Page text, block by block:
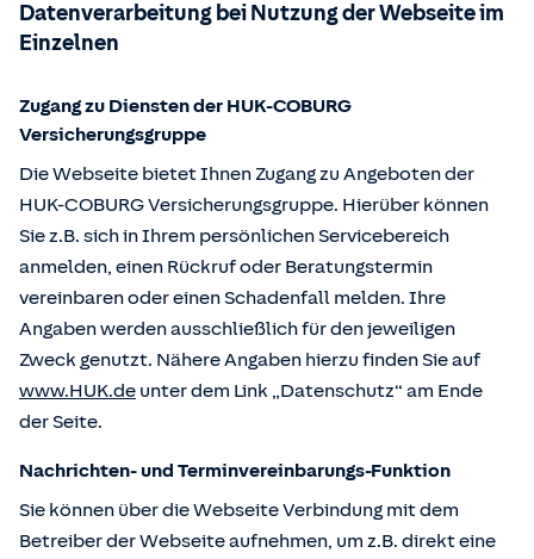
Datenverarbeitung bei Nutzung der Webseite im
Einzelnen
Zugang zu Diensten der HUK-COBURG
Versicherungsgruppe
Die Webseite bietet Ihnen Zugang zu Angeboten der
HUK-COBURG Versicherungsgruppe. Hierüber können
Sie z.B. sich in Ihrem persönlichen Servicebereich
anmelden, einen Rückruf oder Beratungstermin
vereinbaren oder einen Schadenfall melden. Ihre
Angaben werden ausschließlich für den jeweiligen
Zweck genutzt. Nähere Angaben hierzu finden Sie auf
www.HUK.de unter dem Link „Datenschutz“ am Ende
der Seite.
Nachrichten- und Terminvereinbarungs-Funktion
Sie können über die Webseite Verbindung mit dem
Betreiber der Webseite aufnehmen, um z.B. direkt eine